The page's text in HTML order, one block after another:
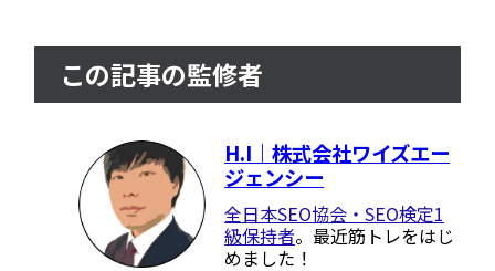
この記事の監修者
H.I｜株式会社ワイズエー
ジェンシー
全日本SEO協会・SEO検定1
級保持者。最近筋トレをはじ
めました！